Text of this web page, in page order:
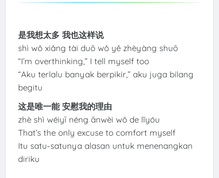
是我想太多 我也这样说
shì wǒ xiǎng tài duō wǒ yě zhèyàng shuō
“I’m overthinking,” I tell myself too
“Aku terlalu banyak berpikir,” aku juga bilang
begitu
这是唯一能 安慰我的理由
zhè shì wéiyī néng ānwèi wǒ de lǐyóu
That’s the only excuse to comfort myself
Itu satu-satunya alasan untuk menenangkan
diriku